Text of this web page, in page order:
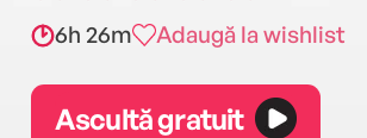
6h 26m
Adaugă la wishlist
Ascultă gratuit